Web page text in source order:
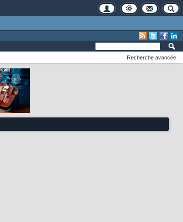
Recherche avancée